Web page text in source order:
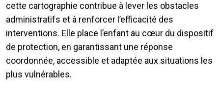
cette cartographie contribue à lever les obstacles
administratifs et à renforcer l’efficacité des
interventions. Elle place l’enfant au cœur du dispositif
de protection, en garantissant une réponse
coordonnée, accessible et adaptée aux situations les
plus vulnérables.